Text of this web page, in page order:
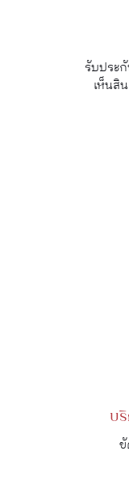
รับประ
เห็นสิ
บ